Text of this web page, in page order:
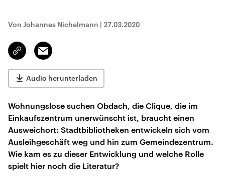
Von Johannes Nichelmann | 27.03.2020
Link
kopieren/teilen
Email
Audio herunterladen
Wohnungslose suchen Obdach, die Clique, die im
Einkaufszentrum unerwünscht ist, braucht einen
Ausweichort: Stadtbibliotheken entwickeln sich vom
Ausleihgeschäft weg und hin zum Gemeindezentrum.
Wie kam es zu dieser Entwicklung und welche Rolle
spielt hier noch die Literatur?